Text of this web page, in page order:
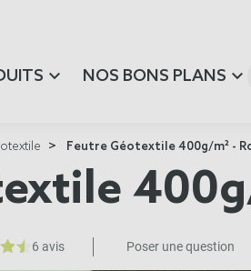
NOS BONS PLANS
Feutre Géotextile 400g/m² -
6 avis Poser une question